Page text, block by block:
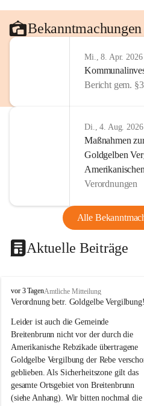
Bekanntmachungen
Mi., 8. Apr. 2026
Bericht gem.
Di., 4. Aug. 2026
Maßnahmen
Goldgelben
Verordnungen
Alle
Aktuelle Beiträge
B
r
i
t
e
n
b
r
u
n
vor 3 TagenAmtliche Mitteilung
Verordnung betr. Goldgelbe Vergilbung!
Leider ist auch die Gemeinde
Breitenbrunn nicht vor der durch die
Amerikanische Rebzikade übertragene
Goldgelbe Vergilbung der Rebe
geblieben. Als Sicherheitszone gilt das
gesamte Ortsgebiet von Breitenbrunn
(siehe Anhang). Wir bitten nochmal die